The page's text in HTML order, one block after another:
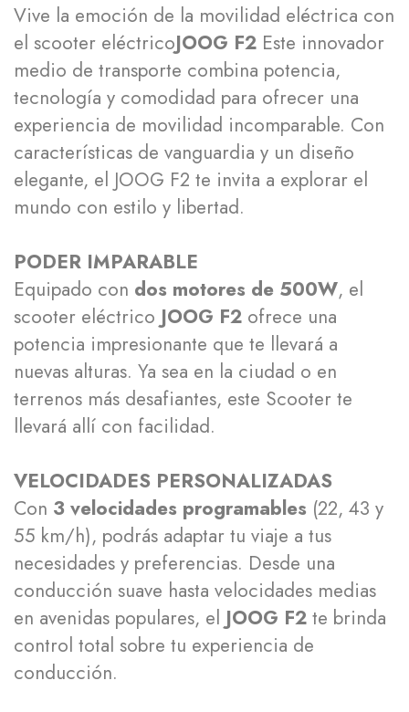
Vive la emoción de la movilidad eléctrica con
el scooter eléctricoJOOG F2 Este innovador
medio de transporte combina potencia,
tecnología y comodidad para ofrecer una
experiencia de movilidad incomparable. Con
características de vanguardia y un diseño
elegante, el JOOG F2 te invita a explorar el
mundo con estilo y libertad.
PODER IMPARABLE
Equipado con dos motores de 500W, el
scooter eléctrico JOOG F2 ofrece una
potencia impresionante que te llevará a
nuevas alturas. Ya sea en la ciudad o en
terrenos más desafiantes, este Scooter te
llevará allí con facilidad.
VELOCIDADES PERSONALIZADAS
Con 3 velocidades programables (22, 43 y
55 km/h), podrás adaptar tu viaje a tus
necesidades y preferencias. Desde una
conducción suave hasta velocidades medias
en avenidas populares, el JOOG F2 te brinda
control total sobre tu experiencia de
conducción.